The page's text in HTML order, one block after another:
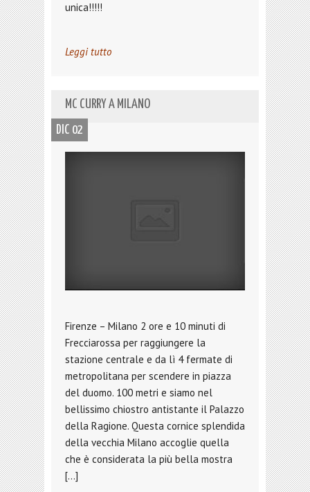
unica!!!!!
Leggi tutto
MC CURRY A MILANO
DIC 02
Firenze – Milano 2 ore e 10 minuti di
Frecciarossa per raggiungere la
stazione centrale e da lì 4 fermate di
metropolitana per scendere in piazza
del duomo. 100 metri e siamo nel
bellissimo chiostro antistante il Palazzo
della Ragione. Questa cornice splendida
della vecchia Milano accoglie quella
che è considerata la più bella mostra
[…]